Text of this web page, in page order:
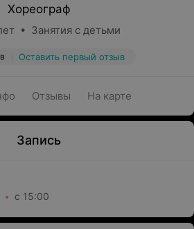
Хореограф
• Занятия с детьми
Оставить первый отзыв
Отзывы На карте
Запись
с 15:00